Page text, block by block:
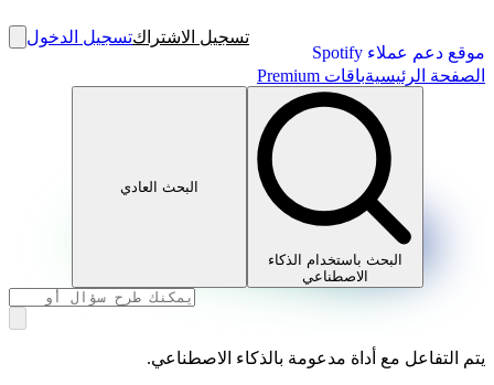
موقع دعم عملاء Spotify
تسجيل الاشتراكتسجيل الدخول
الصفحة الرئيسيةباقات Premium
البحث باستخدام الذكاء
الاصطناعي
البحث العادي
يتم التفاعل مع أداة مدعومة بالذكاء الاصطناعي.